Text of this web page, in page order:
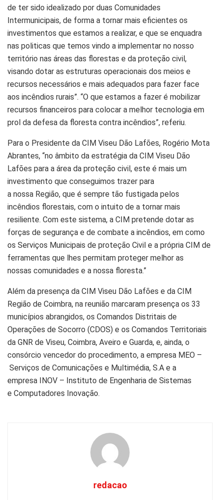
de ter sido idealizado por duas Comunidades
Intermunicipais, de forma a tornar mais eficientes os
investimentos que estamos a realizar, e que se enquadra
nas politicas que temos vindo a implementar no nosso
território nas áreas das florestas e da proteção civil,
visando dotar as estruturas operacionais dos meios e
recursos necessários e mais adequados para fazer face
aos incêndios rurais”. “O que estamos a fazer é mobilizar
recursos financeiros para colocar a melhor tecnologia em
prol da defesa da floresta contra incêndios”, referiu.
Para o Presidente da CIM Viseu Dão Lafões, Rogério Mota
Abrantes, “no âmbito da estratégia da CIM Viseu Dão
Lafões para a área da proteção civil, este é mais um
investimento que conseguimos trazer para
a nossa Região, que é sempre tão fustigada pelos
incêndios florestais, com o intuito de a tornar mais
resiliente. Com este sistema, a CIM pretende dotar as
forças de segurança e de combate a incêndios, em como
os Serviços Municipais de proteção Civil e a própria CIM de
ferramentas que lhes permitam proteger melhor as
nossas comunidades e a nossa floresta.”
Além da presença da CIM Viseu Dão Lafões e da CIM
Região de Coimbra, na reunião marcaram presença os 33
municípios abrangidos, os Comandos Distritais de
Operações de Socorro (CDOS) e os Comandos Territoriais
da GNR de Viseu, Coimbra, Aveiro e Guarda, e, ainda, o
consórcio vencedor do procedimento, a empresa MEO –
Serviços de Comunicações e Multimédia, S.A e a
empresa INOV – Instituto de Engenharia de Sistemas
e Computadores Inovação.
redacao